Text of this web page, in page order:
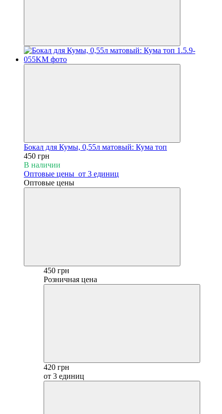
Бокал для Кумы, 0,55л матовый: Кума топ
450 грн
В наличии
Оптовые цены от 3 единиц
Оптовые цены
450 грн
Розничная цена
420 грн
от 3 единиц